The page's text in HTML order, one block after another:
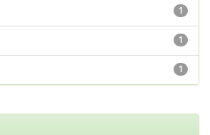
1
1
1